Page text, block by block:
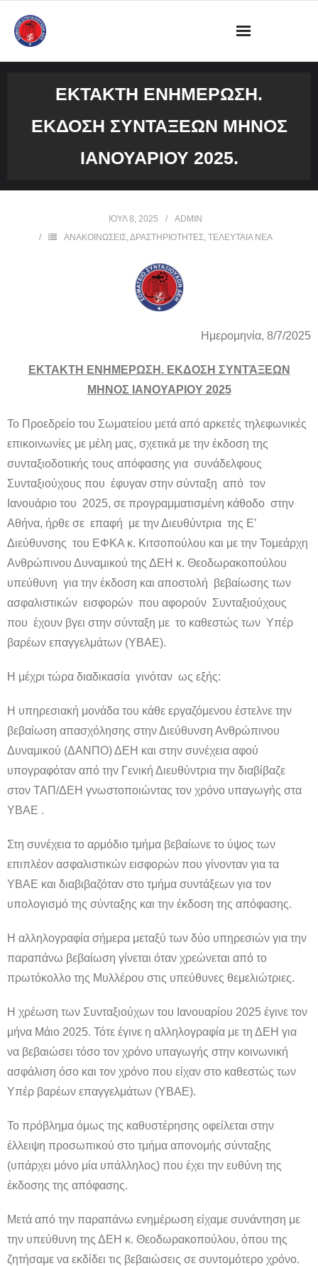
ΦΩΤΟΓΡΑΦΙΕΣ
ΕΚΤΑΚΤΗ ΕΝΗΜΕΡΩΣΗ.
ΕΚΔΟΣΗ ΣΥΝΤΆΞΕΩΝ ΜΗΝΟΣ
ΙΑΝΟΥΑΡΙΟΥ 2025.
ΙΟΎΛ 8, 2025
ADMIN
ΑΝΑΚΟΙΝΩΣΕΙΣ,ΔΡΑΣΤΗΡΙΟΤΗΤΕΣ, ΤΕΛΕΥΤΑΙΑ ΝΕΑ
Ημερομηνία, 8/7/2025
ΕΚΤΑΚΤΗ ΕΝΗΜΕΡΩΣΗ. ΕΚΔΟΣΗ ΣΥΝΤΆΞΕΩΝ
ΜΗΝΟΣ ΙΑΝΟΥΑΡΙΟΥ 2025
Το Προεδρείο του Σωματείου μετά από αρκετές τηλεφωνικές
επικοινωνίες με μέλη μας, σχετικά με την έκδοση της
συνταξιοδοτικής τους απόφασης για συνάδελφους
Συνταξιούχους που έφυγαν στην σύνταξη από τον
Ιανουάριο του 2025, σε προγραμματισμένη κάθοδο στην
Αθήνα, ήρθε σε επαφή με την Διευθύντρια της Ε’
Διεύθυνσης του ΕΦΚΑ κ. Κιτσοπούλου και με την Τομεάρχη
Ανθρώπινου Δυναμικού της ΔΕΗ κ. Θεοδωρακοπούλου
υπεύθυνη για την έκδοση και αποστολή βεβαίωσης των
ασφαλιστικών εισφορών που αφορούν Συνταξιούχους
που έχουν βγει στην σύνταξη με το καθεστώς των Υπέρ
βαρέων επαγγελμάτων (ΥΒΑΕ).
Η μέχρι τώρα διαδικασία γινόταν ως εξής:
Η υπηρεσιακή μονάδα του κάθε εργαζόμενου έστελνε την
βεβαίωση απασχόλησης στην Διεύθυνση Ανθρώπινου
Δυναμικού (ΔΑΝΠΟ) ΔΕΗ και στην συνέχεια αφού
υπογραφόταν από την Γενική Διευθύντρια την διαβίβαζε
στον ΤΑΠ/ΔΕΗ γνωστοποιώντας τον χρόνο υπαγωγής στα
ΥΒΑΕ .
Στη συνέχεια το αρμόδιο τμήμα βεβαίωνε το ύψος των
επιπλέον ασφαλιστικών εισφορών που γίνονταν για τα
ΥΒΑΕ και διαβιβαζόταν στο τμήμα συντάξεων για τον
υπολογισμό της σύνταξης και την έκδοση της απόφασης.
Η αλληλογραφία σήμερα μεταξύ των δύο υπηρεσιών για την
παραπάνω βεβαίωση γίνεται όταν χρεώνεται από το
πρωτόκολλο της Μυλλέρου στις υπεύθυνες θεμελιώτριες.
Η χρέωση των Συνταξιούχων του Ιανουαρίου 2025 έγινε τον
μήνα Μάιο 2025. Τότε έγινε η αλληλογραφία με τη ΔΕΗ για
να βεβαιώσει τόσο τον χρόνο υπαγωγής στην κοινωνική
ασφάλιση όσο και τον χρόνο που είχαν στο καθεστώς των
Υπέρ βαρέων επαγγελμάτων (ΥΒΑΕ).
Το πρόβλημα όμως της καθυστέρησης οφείλεται στην
έλλειψη προσωπικού στο τμήμα απονομής σύνταξης
(υπάρχει μόνο μία υπάλληλος) που έχει την ευθύνη της
έκδοσης της απόφασης.
Μετά από την παραπάνω ενημέρωση είχαμε συνάντηση με
την υπεύθυνη της ΔΕΗ κ. Θεοδωρακοπούλου, όπου της
ζητήσαμε να εκδίδει τις βεβαιώσεις σε συντομότερο χρόνο.